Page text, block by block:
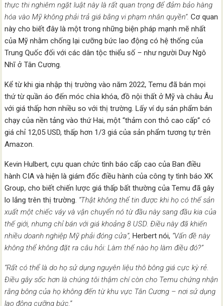
thực thi nghiêm ngặt luật này là rất quan trọng để đảm bảo hàng
hóa vào Mỹ không phải trả giá bằng vi phạm nhân quyền”. Cơ quan
này cho biết đây là một trong những biện pháp mạnh mẽ nhất
của Mỹ nhằm chống lại cưỡng bức lao động có hệ thống của
Trung Quốc đối với các dân tộc thiểu số – như người Duy Ngô
Nhĩ ở Tân Cương.
Kể từ khi gia nhập thị trường vào năm 2022, Temu đã bán mọi
thứ từ quần áo đến móc chìa khóa, đồ nội thất ở Mỹ và châu Âu
với giá thấp hơn nhiều so với thị trường. Lấy ví dụ sản phẩm bán
chạy của nền tảng vào thứ Hai, một “thảm con thỏ cao cấp” có
giá chỉ 12,05 USD, thấp hơn 1/3 giá của sản phẩm tương tự trên
Amazon.
Kevin Hulbert, cựu quan chức tình báo cấp cao của Ban điều
hành CIA và hiện là giám đốc điều hành của công ty tình báo XK
Group, cho biết chiến lược giá thấp bất thường của Temu đã gây
lo lắng trên thị trường. “Thật không thể tin được khi họ có thể sản
xuất một chiếc váy và vận chuyển nó từ đầu này sang đầu kia của
thế giới, nhưng chỉ bán với giá khoảng 8 USD. Điều này đã khiến
nhiều doanh nghiệp Mỹ phải đóng cửa”,Herbert nói, “Vấn đề này
không thể không đặt ra câu hỏi: Làm thế nào họ làm điều đó?”
“Rất có thể là do họ sử dụng nguyên liệu thô bông giá cực kỳ rẻ.
Điều gây sốc hơn là chúng tôi thậm chí còn cho Temu chứng nhận
rằng bông của họ không đến từ khu vực Tân Cương – nơi sử dụng
lao động cưỡng bức.”